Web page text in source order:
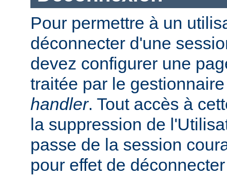
Pour permettre à un
déconnecter d'une
devez configurer une
traitée par le
handler. Tout accès à
la suppression de
passe de la session
pour effet de